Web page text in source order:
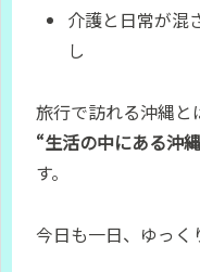
介護と日常が混
し
旅行で訪れる沖縄と
“生活の中にある沖
す。
今日も一日、ゆっく